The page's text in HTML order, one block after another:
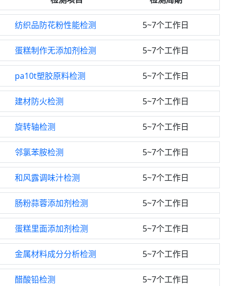
纺织品防花粉性能检测 5~7个工作日
蛋糕制作无添加剂检测 5~7个工作日
pa10t塑胶原料检测 5~7个工作日
建材防火检测 5~7个工作日
旋转轴检测 5~7个工作日
邻氯苯胺检测 5~7个工作日
和风露调味汁检测 5~7个工作日
肠粉蒜蓉添加剂检测 5~7个工作日
蛋糕里面添加剂检测 5~7个工作日
金属材料成分分析检测 5~7个工作日
醋酸铅检测 5~7个工作日